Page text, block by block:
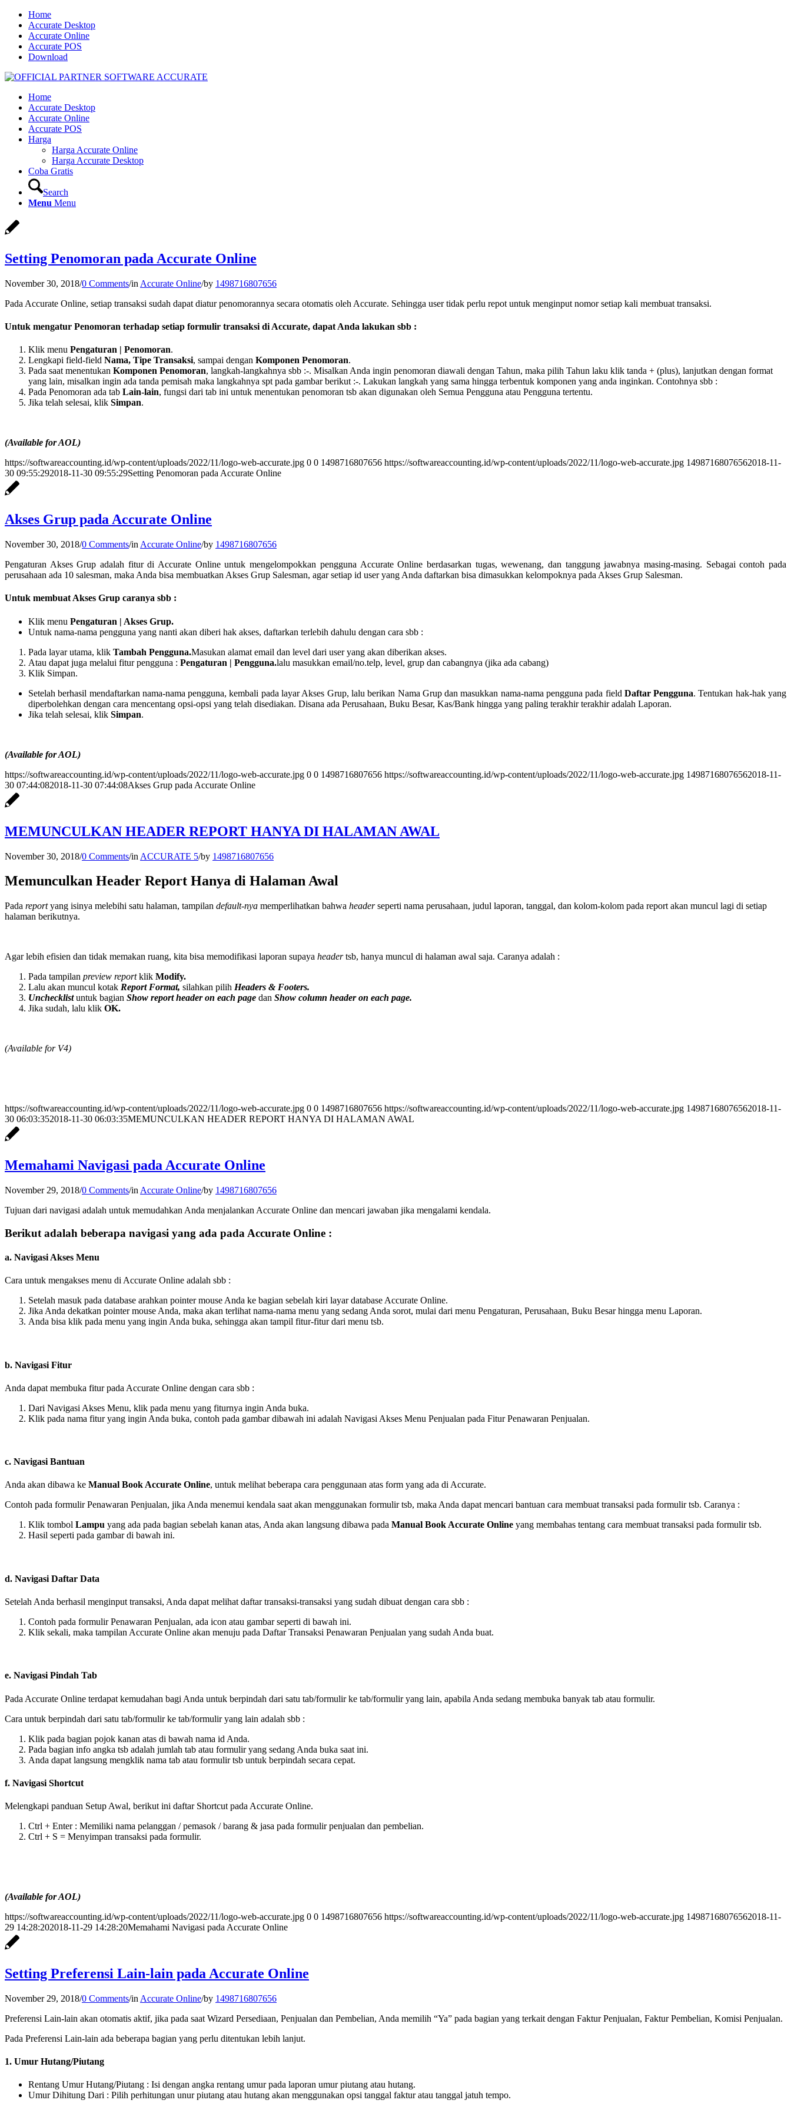
Home
Accurate Desktop
Accurate Online
Accurate POS
Download
Home
Accurate Desktop
Accurate Online
Accurate POS
Harga
Harga Accurate Online
Harga Accurate Desktop
Coba Gratis
Search
Menu Menu
Setting Penomoran pada Accurate Online
November 30, 2018/0 Comments/in Accurate Online/by 1498716807656
Pada Accurate Online, setiap transaksi sudah dapat diatur penomorannya secara otomatis oleh Accurate. Sehingga user tidak perlu repot untuk menginput nomor setiap kali membuat transaksi.
Untuk mengatur Penomoran terhadap setiap formulir transaksi di Accurate, dapat Anda lakukan sbb :
Klik menu Pengaturan | Penomoran.
Lengkapi field-field Nama, Tipe Transaksi, sampai dengan Komponen Penomoran.
Pada saat menentukan Komponen Penomoran, langkah-langkahnya sbb :-. Misalkan Anda ingin penomoran diawali dengan Tahun, maka pilih Tahun laku klik tanda + (plus), lanjutkan dengan format
yang lain, misalkan ingin ada tanda pemisah maka langkahnya spt pada gambar berikut :-. Lakukan langkah yang sama hingga terbentuk komponen yang anda inginkan. Contohnya sbb :
Pada Penomoran ada tab Lain-lain, fungsi dari tab ini untuk menentukan penomoran tsb akan digunakan oleh Semua Pengguna atau Pengguna tertentu.
Jika telah selesai, klik Simpan.
(Available for AOL)
https://softwareaccounting.id/wp-content/uploads/2022/11/logo-web-accurate.jpg 0 0 1498716807656 https://softwareaccounting.id/wp-content/uploads/2022/11/logo-web-accurate.jpg 14987168076562018-11-
30 09:55:292018-11-30 09:55:29Setting Penomoran pada Accurate Online
Akses Grup pada Accurate Online
November 30, 2018/0 Comments/in Accurate Online/by 1498716807656
Pengaturan Akses Grup adalah fitur di Accurate Online untuk mengelompokkan pengguna Accurate Online berdasarkan tugas, wewenang, dan tanggung jawabnya masing-masing. Sebagai contoh pada
perusahaan ada 10 salesman, maka Anda bisa membuatkan Akses Grup Salesman, agar setiap id user yang Anda daftarkan bisa dimasukkan kelompoknya pada Akses Grup Salesman.
Untuk membuat Akses Grup caranya sbb :
Klik menu Pengaturan | Akses Grup.
Untuk nama-nama pengguna yang nanti akan diberi hak akses, daftarkan terlebih dahulu dengan cara sbb :
Pada layar utama, klik Tambah Pengguna.Masukan alamat email dan level dari user yang akan diberikan akses.
Atau dapat juga melalui fitur pengguna : Pengaturan | Pengguna.lalu masukkan email/no.telp, level, grup dan cabangnya (jika ada cabang)
Klik Simpan.
Setelah berhasil mendaftarkan nama-nama pengguna, kembali pada layar Akses Grup, lalu berikan Nama Grup dan masukkan nama-nama pengguna pada field Daftar Pengguna. Tentukan hak-hak yang
diperbolehkan dengan cara mencentang opsi-opsi yang telah disediakan. Disana ada Perusahaan, Buku Besar, Kas/Bank hingga yang paling terakhir terakhir adalah Laporan.
Jika telah selesai, klik Simpan.
(Available for AOL)
https://softwareaccounting.id/wp-content/uploads/2022/11/logo-web-accurate.jpg 0 0 1498716807656 https://softwareaccounting.id/wp-content/uploads/2022/11/logo-web-accurate.jpg 14987168076562018-11-
30 07:44:082018-11-30 07:44:08Akses Grup pada Accurate Online
MEMUNCULKAN HEADER REPORT HANYA DI HALAMAN AWAL
November 30, 2018/0 Comments/in ACCURATE 5/by 1498716807656
Memunculkan Header Report Hanya di Halaman Awal
Pada reportyang isinya melebihi satu halaman, tampilan default-nya memperlihatkan bahwa headerseperti nama perusahaan, judul laporan, tanggal, dan kolom-kolom pada report akan muncul lagi di setiap
halaman berikutnya.
Agar lebih efisien dan tidak memakan ruang, kita bisa memodifikasi laporan supaya headertsb, hanya muncul di halaman awal saja. Caranya adalah :
Pada tampilan preview reportklik Modify.
Lalu akan muncul kotak Report Format, silahkan pilih Headers & Footers.
Unchecklistuntuk bagian Show report header on each page dan Show column header on each page.
Jika sudah, lalu klik OK.
(Available for V4)
https://softwareaccounting.id/wp-content/uploads/2022/11/logo-web-accurate.jpg 0 0 1498716807656 https://softwareaccounting.id/wp-content/uploads/2022/11/logo-web-accurate.jpg 14987168076562018-11-
30 06:03:352018-11-30 06:03:35MEMUNCULKAN HEADER REPORT HANYA DI HALAMAN AWAL
Memahami Navigasi pada Accurate Online
November 29, 2018/0 Comments/in Accurate Online/by 1498716807656
Tujuan dari navigasi adalah untuk memudahkan Anda menjalankan Accurate Online dan mencari jawaban jika mengalami kendala.
Berikut adalah beberapa navigasi yang ada pada Accurate Online :
a. Navigasi Akses Menu
Cara untuk mengakses menu di Accurate Online adalah sbb :
Setelah masuk pada database arahkan pointer mouse Anda ke bagian sebelah kiri layar database Accurate Online.
Jika Anda dekatkan pointer mouse Anda, maka akan terlihat nama-nama menu yang sedang Anda sorot, mulai dari menu Pengaturan, Perusahaan, Buku Besar hingga menu Laporan.
Anda bisa klik pada menu yang ingin Anda buka, sehingga akan tampil fitur-fitur dari menu tsb.
b. Navigasi Fitur
Anda dapat membuka fitur pada Accurate Online dengan cara sbb :
Dari Navigasi Akses Menu, klik pada menu yang fiturnya ingin Anda buka.
Klik pada nama fitur yang ingin Anda buka, contoh pada gambar dibawah ini adalah Navigasi Akses Menu Penjualan pada Fitur Penawaran Penjualan.
c. Navigasi Bantuan
Anda akan dibawa ke Manual Book Accurate Online, untuk melihat beberapa cara penggunaan atas form yang ada di Accurate.
Contoh pada formulir Penawaran Penjualan, jika Anda menemui kendala saat akan menggunakan formulir tsb, maka Anda dapat mencari bantuan cara membuat transaksi pada formulir tsb. Caranya :
Klik tombol Lampu yang ada pada bagian sebelah kanan atas, Anda akan langsung dibawa pada Manual Book Accurate Online yang membahas tentang cara membuat transaksi pada formulir tsb.
Hasil seperti pada gambar di bawah ini.
d. Navigasi Daftar Data
Setelah Anda berhasil menginput transaksi, Anda dapat melihat daftar transaksi-transaksi yang sudah dibuat dengan cara sbb :
Contoh pada formulir Penawaran Penjualan, ada icon atau gambar seperti di bawah ini.
Klik sekali, maka tampilan Accurate Online akan menuju pada Daftar Transaksi Penawaran Penjualan yang sudah Anda buat.
e. Navigasi Pindah Tab
Pada Accurate Online terdapat kemudahan bagi Anda untuk berpindah dari satu tab/formulir ke tab/formulir yang lain, apabila Anda sedang membuka banyak tab atau formulir.
Cara untuk berpindah dari satu tab/formulir ke tab/formulir yang lain adalah sbb :
Klik pada bagian pojok kanan atas di bawah nama id Anda.
Pada bagian info angka tsb adalah jumlah tab atau formulir yang sedang Anda buka saat ini.
Anda dapat langsung mengklik nama tab atau formulir tsb untuk berpindah secara cepat.
f. Navigasi Shortcut
Melengkapi panduan Setup Awal, berikut ini daftar Shortcut pada Accurate Online.
Ctrl + Enter : Memiliki nama pelanggan / pemasok / barang & jasa pada formulir penjualan dan pembelian.
Ctrl + S = Menyimpan transaksi pada formulir.
(Available for AOL)
https://softwareaccounting.id/wp-content/uploads/2022/11/logo-web-accurate.jpg 0 0 1498716807656 https://softwareaccounting.id/wp-content/uploads/2022/11/logo-web-accurate.jpg 14987168076562018-11-
29 14:28:202018-11-29 14:28:20Memahami Navigasi pada Accurate Online
Setting Preferensi Lain-lain pada Accurate Online
November 29, 2018/0 Comments/in Accurate Online/by 1498716807656
Preferensi Lain-lain akan otomatis aktif, jika pada saat Wizard Persediaan, Penjualan dan Pembelian, Anda memilih “Ya” pada bagian yang terkait dengan Faktur Penjualan, Faktur Pembelian, Komisi Penjualan.
Pada Preferensi Lain-lain ada beberapa bagian yang perlu ditentukan lebih lanjut.
1. Umur Hutang/Piutang
Rentang Umur Hutang/Piutang : Isi dengan angka rentang umur pada laporan umur piutang atau hutang.
Umur Dihitung Dari : Pilih perhitungan unur piutang atau hutang akan menggunakan opsi tanggal faktur atau tanggal jatuh tempo.